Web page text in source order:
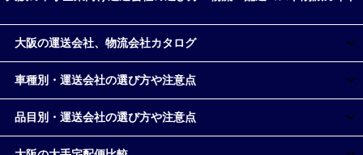
大阪の運送会社、物流会社カタログ
車種別・運送会社の選び方や注意点
品目別・運送会社の選び方や注意点